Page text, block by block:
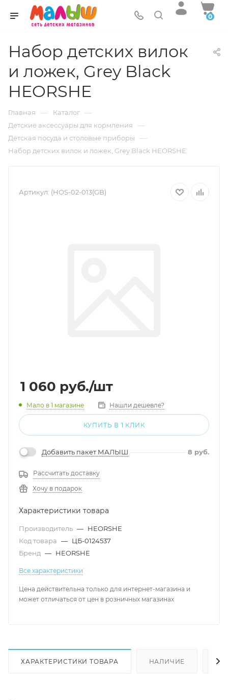
0
Набор детских вилок
и ложек, Grey Black
HEORSHE
Главная — Каталог —
Детские аксессуары для кормления —
Детская посуда и столовые приборы —
Набор детских вилок и ложек, Grey Black HEORSHE
Артикул: (HOS-02-013(GB)
1 060 руб./шт
Мало в 1 магазине Нашли дешевле?
КУПИТЬ В 1 КЛИК
Добавить пакет МАЛЫШ 8 руб.
Рассчитать доставку
Хочу в подарок
Характеристики товара
Производитель — HEORSHE
Код товара — ЦБ-0124537
Бренд — HEORSHE
Все характеристики
Цена действительна только для интернет-магазина и
может отличаться от цен в розничных магазинах
ХАРАКТЕРИСТИКИ ТОВАРА НАЛИЧИЕ